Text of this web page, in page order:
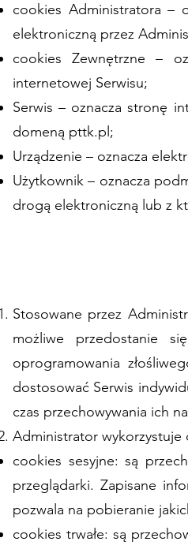
cookies Administratora –
elektroniczną przez
cookies Zewnętrzne –
internetowej Serwisu;
Serwis – oznacza stronę
domeną pttk.pl;
Urządzenie – oznacza
Użytkownik – oznacza
drogą elektroniczną lub z
Stosowane przez
możliwe przedostanie
oprogramowania
dostosować Serwis
czas przechowywania ich
Administrator
cookies sesyjne: są
przeglądarki. Zapisane
pozwala na pobieranie
cookies trwałe: są